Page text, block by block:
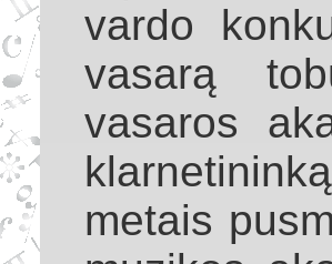
vardo
vasarą
vasaros
metais